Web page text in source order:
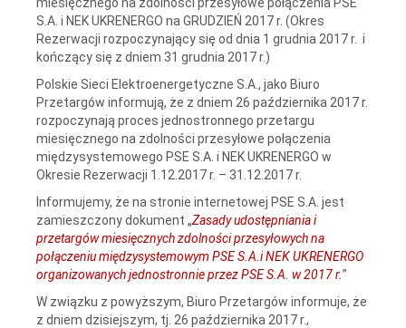
S.A. i NEK UKRENERGO na GRUDZIEŃ 2017 r. (Okres
Rezerwacji rozpoczynający się od dnia 1 grudnia 2017 r. i
kończący się z dniem 31 grudnia 2017 r.)
Polskie Sieci Elektroenergetyczne S.A., jako Biuro
Przetargów informują, że z dniem 26 października 2017 r.
rozpoczynają proces jednostronnego przetargu
miesięcznego na zdolności przesyłowe połączenia
międzysystemowego PSE S.A. i NEK UKRENERGO w
Okresie Rezerwacji 1.12.2017 r. – 31.12.2017 r.
Informujemy, że na stronie internetowej PSE S.A. jest
zamieszczony dokument „Zasady udostępniania i
przetargów miesięcznych zdolności przesyłowych na
połączeniu międzysystemowym PSE S.A.i NEK UKRENERGO
organizowanych jednostronnie przez PSE S.A. w 2017 r.”
W związku z powyższym, Biuro Przetargów informuje, że
z dniem dzisiejszym, tj. 26 października 2017 r.,